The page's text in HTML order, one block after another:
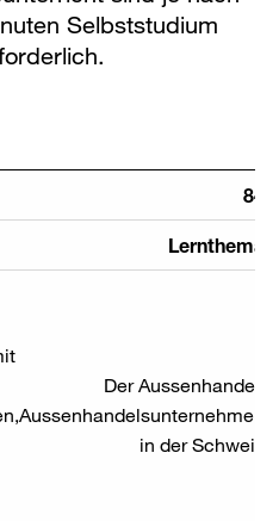
Selbststudium
84
Lernthema
Der Aussenhandel,
Aussenhandelsunternehmen
in der Schweiz